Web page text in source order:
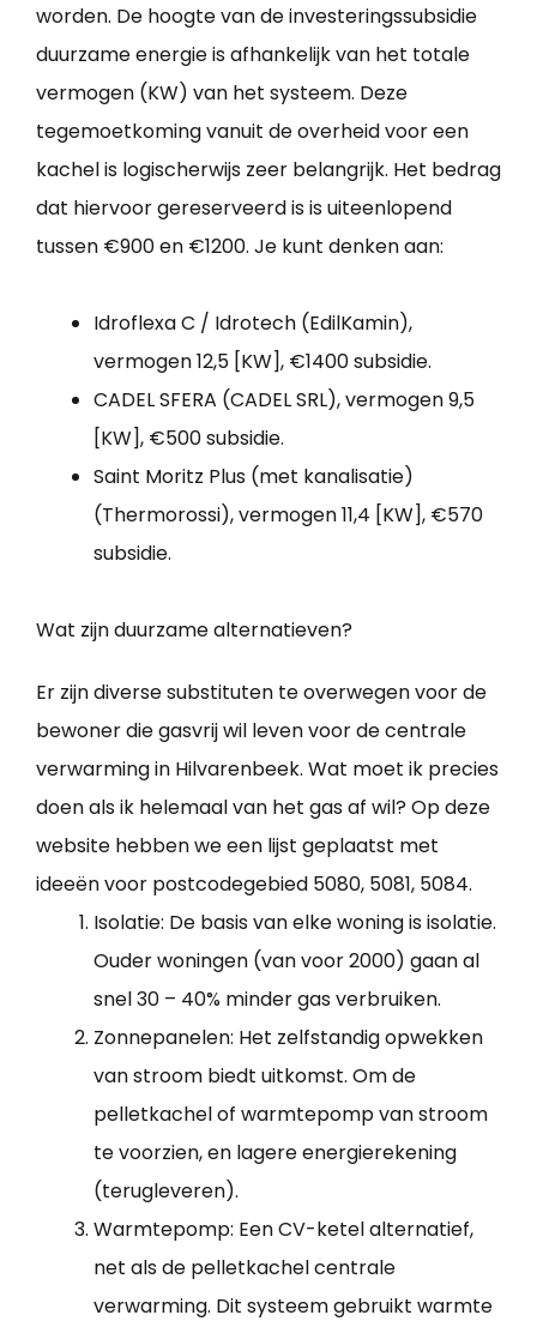
worden. De hoogte van de investeringssubsidie
duurzame energie is afhankelijk van het totale
vermogen (KW) van het systeem. Deze
tegemoetkoming vanuit de overheid voor een
kachel is logischerwijs zeer belangrijk. Het bedrag
dat hiervoor gereserveerd is is uiteenlopend
tussen €900 en €1200. Je kunt denken aan:
Idroflexa C / Idrotech (EdilKamin),
vermogen 12,5 [KW], €1400 subsidie.
CADEL SFERA (CADEL SRL), vermogen 9,5
[KW], €500 subsidie.
Saint Moritz Plus (met kanalisatie)
(Thermorossi), vermogen 11,4 [KW], €570
subsidie.
Wat zijn duurzame alternatieven?
Er zijn diverse substituten te overwegen voor de
bewoner die gasvrij wil leven voor de centrale
verwarming in Hilvarenbeek. Wat moet ik precies
doen als ik helemaal van het gas af wil? Op deze
website hebben we een lijst geplaatst met
ideeën voor postcodegebied 5080, 5081, 5084.
Isolatie: De basis van elke woning is isolatie.
Ouder woningen (van voor 2000) gaan al
snel 30 – 40% minder gas verbruiken.
Zonnepanelen: Het zelfstandig opwekken
van stroom biedt uitkomst. Om de
pelletkachel of warmtepomp van stroom
te voorzien, en lagere energierekening
(terugleveren).
Warmtepomp: Een CV-ketel alternatief,
net als de pelletkachel centrale
verwarming. Dit systeem gebruikt warmte